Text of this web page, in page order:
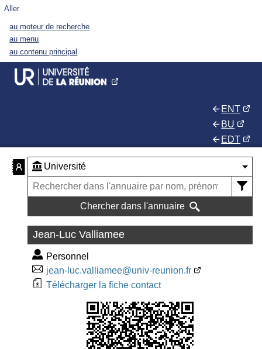
Aller
au moteur de recherche
au menu
au contenu principal
ENT
BU
EDT
Chercher dans l'annuaire
Jean-Luc Valliamee
Personnel
jean-luc.valliamee@univ-reunion.fr
Télécharger la fiche contact